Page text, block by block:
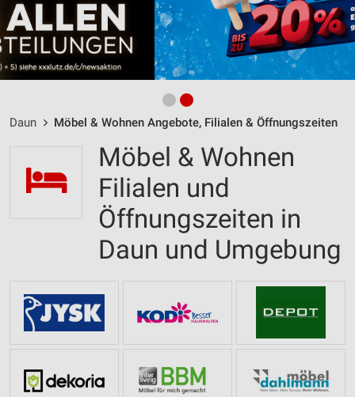
Daun Möbel & Wohnen Angebote, Filialen & Öffnungszeiten
Möbel & Wohnen
Filialen und
Öffnungszeiten in
Daun und Umgebung